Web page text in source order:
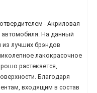
- Акриловая
автомобиля. На данный
из лучших брэндов
лакокрасочное
растекается,
Благодаря
входящим в состав